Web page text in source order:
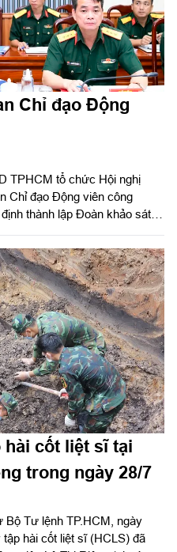
Chỉ đạo Động
TPHCM tổ chức Hội nghị
Chỉ đạo Động viên công
thành lập Đoàn khảo sát
2026. Đồng chí Trần Văn
chủ trì hội nghị. Dự có
Tư lệnh, Tham mưu trưởng
ban, ngành Thành phố, các
vụ.
hài cốt liệt sĩ tại
trong ngày 28/7
Bộ Tư lệnh TP.HCM, ngày
hài cốt liệt sĩ (HCLS) đã